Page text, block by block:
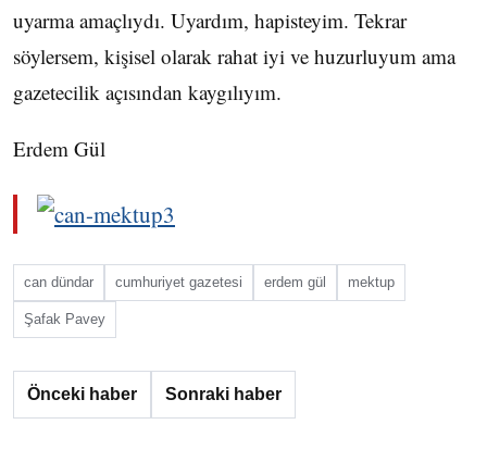
uyarma amaçlıydı. Uyardım, hapisteyim. Tekrar
söylersem, kişisel olarak rahat iyi ve huzurluyum ama
gazetecilik açısından kaygılıyım.
Erdem Gül
can dündar cumhuriyet gazetesi erdem gül mektup
Şafak Pavey
Önceki haber Sonraki haber